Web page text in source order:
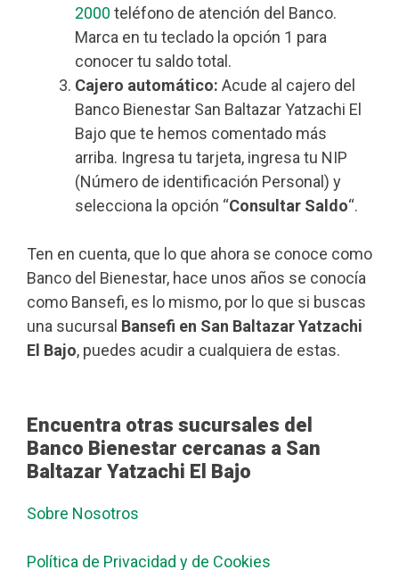
2000 teléfono de atención del Banco.
Marca en tu teclado la opción 1 para
conocer tu saldo total.
Cajero automático: Acude al cajero del
Banco Bienestar San Baltazar Yatzachi El
Bajo que te hemos comentado más
arriba. Ingresa tu tarjeta, ingresa tu NIP
(Número de identificación Personal) y
selecciona la opción “Consultar Saldo“.
Ten en cuenta, que lo que ahora se conoce como
Banco del Bienestar, hace unos años se conocía
como Bansefi, es lo mismo, por lo que si buscas
una sucursal Bansefi en San Baltazar Yatzachi
El Bajo, puedes acudir a cualquiera de estas.
Encuentra otras sucursales del
Banco Bienestar cercanas a San
Baltazar Yatzachi El Bajo
Sobre Nosotros
Política de Privacidad y de Cookies